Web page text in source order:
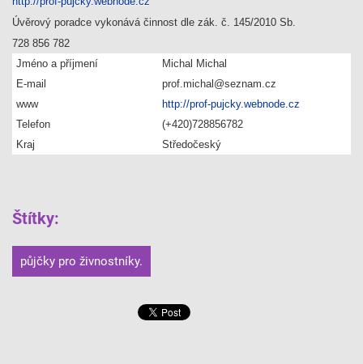
Úvěrový poradce vykonává činnost dle zák. č. 145/2010 Sb.
728 856 782
Jméno a příjmení
Michal Michal
E-mail
prof.michal@seznam.cz
www
http://prof-pujcky.webnode.cz
Telefon
(+420)728856782
Kraj
Středočeský
Štítky:
půjčky pro živnostníky.